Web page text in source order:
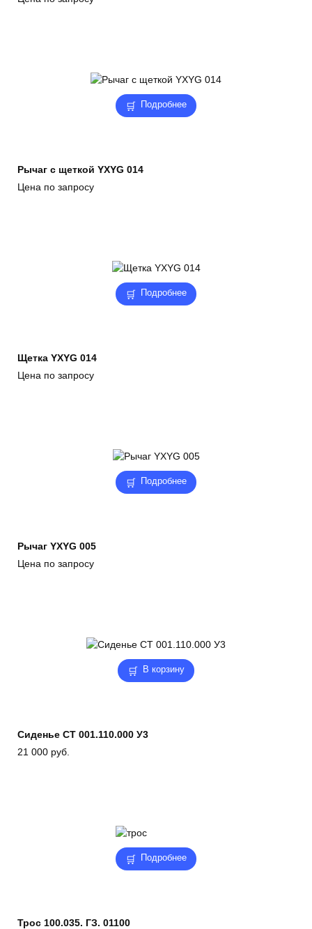
Подробнее
Рычаг с щеткой YXYG 014
Цена по запросу
Подробнее
Щетка YXYG 014
Цена по запросу
Подробнее
Рычаг YXYG 005
Цена по запросу
В корзину
Сиденье СТ 001.110.000 У3
21 000 руб.
Подробнее
Трос 100.035. ГЗ. 01100